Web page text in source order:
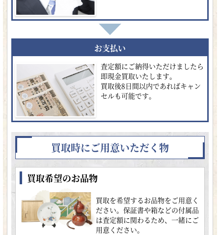
お支払い
査定額にご納得いただけましたら
即現金買取いたします。
買取後8日間以内であればキャン
セルも可能です。
買取時にご用意いただく物
買取希望のお品物
買取を希望するお品物をご用意く
ださい。保証書や箱などの付属品
は査定額に関わるため、一緒にご
用意ください。